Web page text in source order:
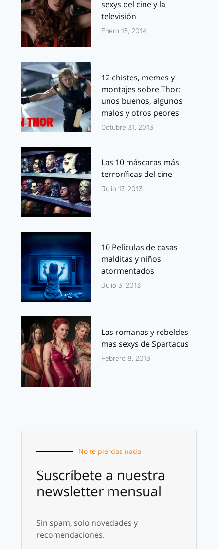
sexys del cine y la
televisión
Enero 15, 2014
12 chistes, memes y
montajes sobre Thor:
unos buenos, algunos
malos y otros peores
Octubre 31, 2013
Las 10 máscaras más
terroríficas del cine
Julio 17, 2013
10 Películas de casas
malditas y niños
atormentados
Julio 3, 2013
Las romanas y rebeldes
mas sexys de Spartacus
Febrero 8, 2013
No te pierdas nada
Suscríbete a nuestra
newsletter mensual
Sin spam, solo novedades y
recomendaciones.